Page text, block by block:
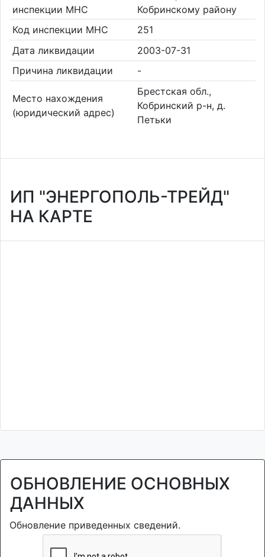
инспекции МНС
Кобринскому району
Код инспекции МНС
251
Дата ликвидации
2003-07-31
Причина ликвидации
-
Место нахождения
(юридический адрес)
Брестская обл.,
Кобринский р-н, д.
Петьки
ИП "ЭНЕРГОПОЛЬ-ТРЕЙД"
НА КАРТЕ
ОБНОВЛЕНИЕ ОСНОВНЫХ
ДАННЫХ
Обновление приведенных сведений.